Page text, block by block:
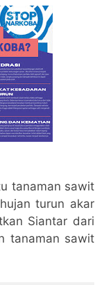
tanaman sawit
turun akar
Siantar dari
tanaman sawit